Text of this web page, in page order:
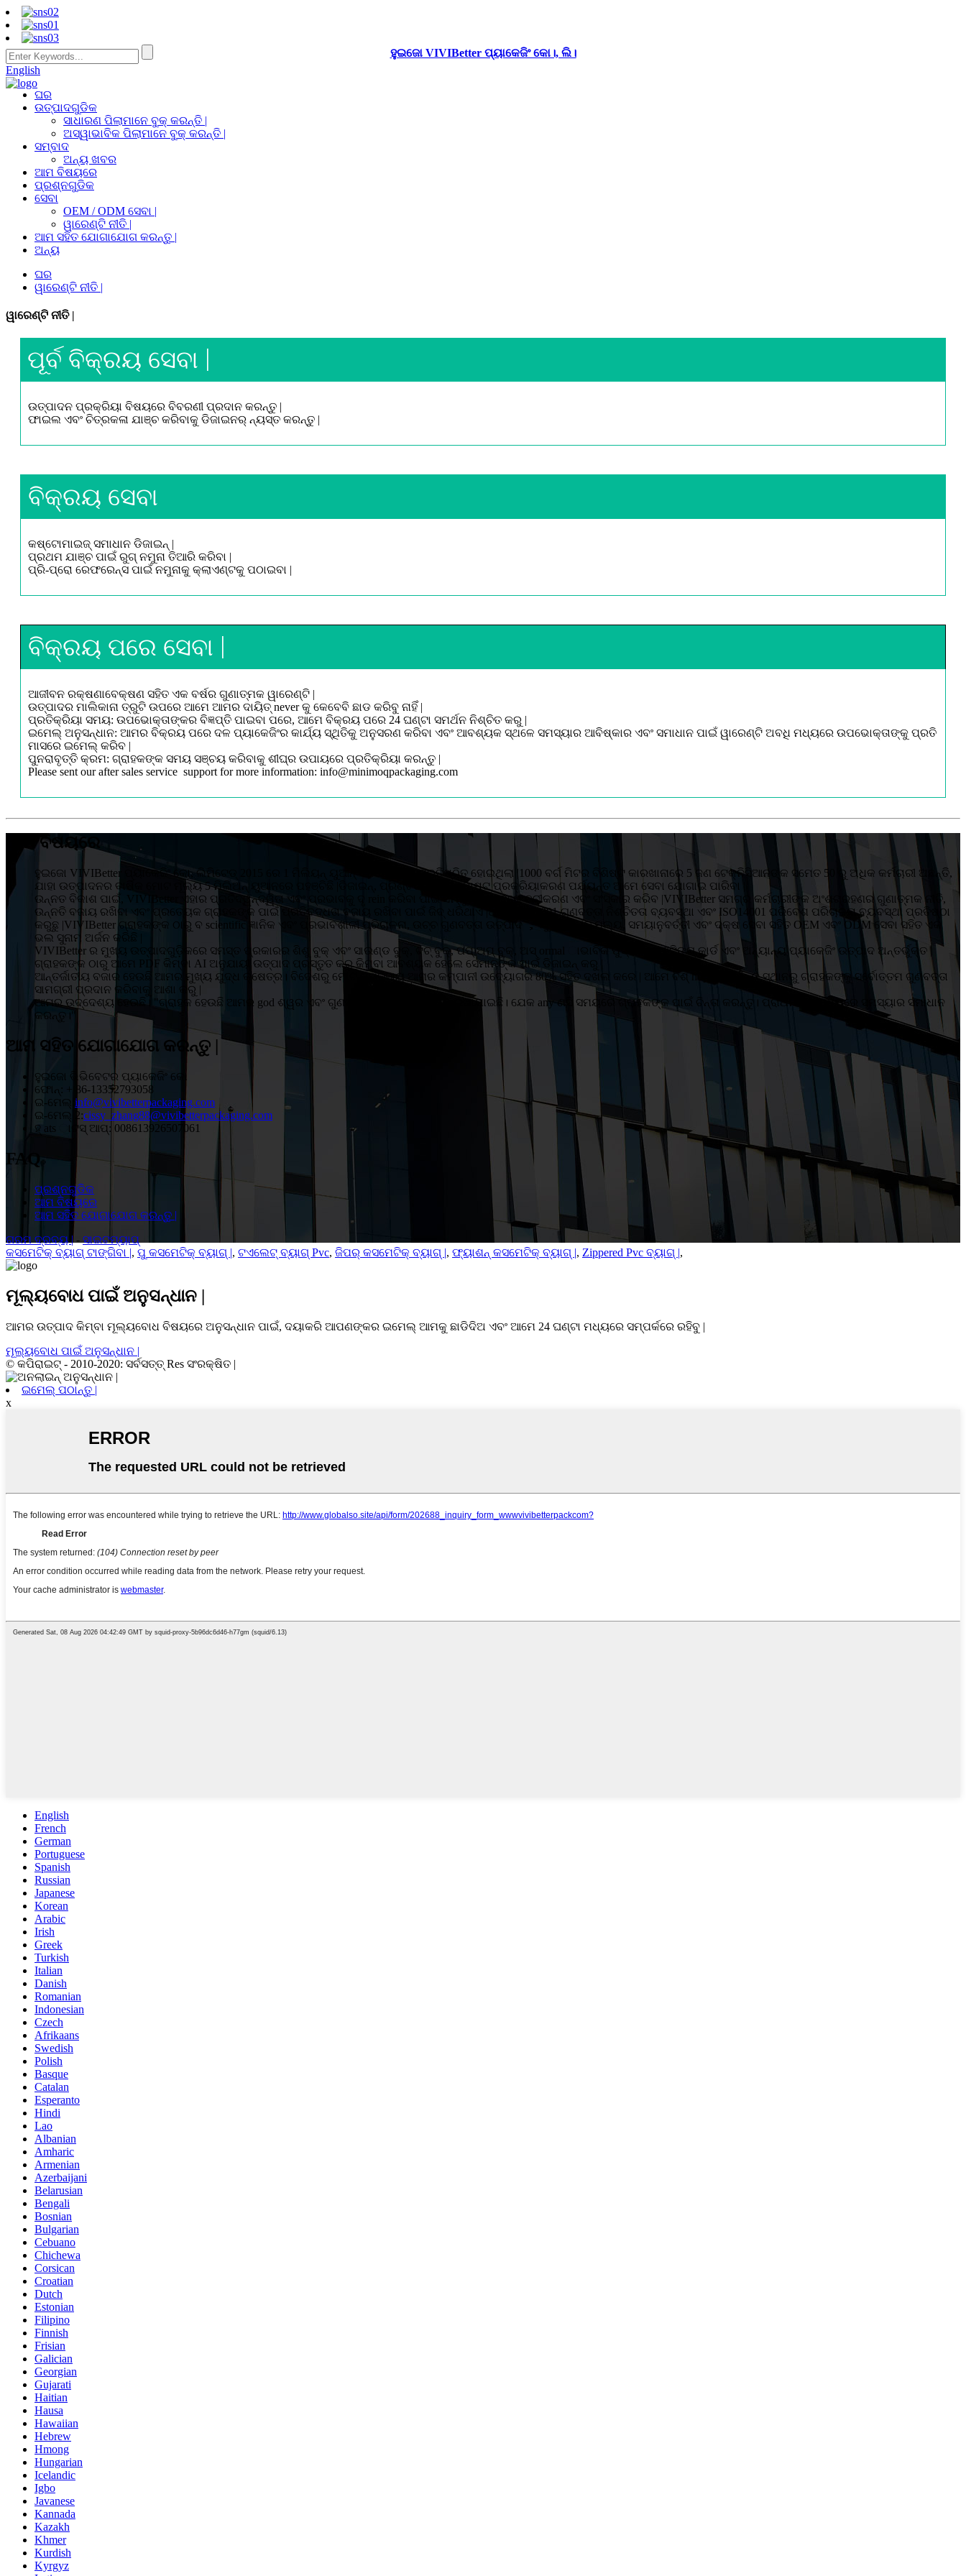
English
ହୁଇଜୋ VIVIBetter ପ୍ୟାକେଜିଂ କୋ।, ଲି।
ଘର
ଉତ୍ପାଦଗୁଡିକ
ସାଧାରଣ ପିଲାମାନେ ବୁକ୍ କରନ୍ତି |
ଅସ୍ୱାଭାବିକ ପିଲାମାନେ ବୁକ୍ କରନ୍ତି |
ସମ୍ବାଦ
ଅନ୍ୟ ଖବର
ଆମ ବିଷୟରେ
ପ୍ରଶ୍ନଗୁଡିକ
ସେବା
OEM / ODM ସେବା |
ୱାରେଣ୍ଟି ନୀତି |
ଆମ ସହିତ ଯୋଗାଯୋଗ କରନ୍ତୁ |
ଅନ୍ୟ
ଘର
ୱାରେଣ୍ଟି ନୀତି |
ୱାରେଣ୍ଟି ନୀତି |
ପୂର୍ବ ବିକ୍ରୟ ସେବା |
ଉତ୍ପାଦନ ପ୍ରକ୍ରିୟା ବିଷୟରେ ବିବରଣୀ ପ୍ରଦାନ କରନ୍ତୁ |
ଫାଇଲ ଏବଂ ଚିତ୍ରକଳା ଯାଞ୍ଚ କରିବାକୁ ଡିଜାଇନର୍ ନ୍ୟସ୍ତ କରନ୍ତୁ |
ବିକ୍ରୟ ସେବା
କଷ୍ଟୋମାଇଜ୍ ସମାଧାନ ଡିଜାଇନ୍ |
ପ୍ରଥମ ଯାଞ୍ଚ ପାଇଁ ରୁଗ୍ ନମୁନା ତିଆରି କରିବା |
ପ୍ରି-ପ୍ରୋ ରେଫରେନ୍ସ ପାଇଁ ନମୁନାକୁ କ୍ଲାଏଣ୍ଟକୁ ପଠାଇବା |
ବିକ୍ରୟ ପରେ ସେବା |
ଆଜୀବନ ରକ୍ଷଣାବେକ୍ଷଣ ସହିତ ଏକ ବର୍ଷର ଗୁଣାତ୍ମକ ୱାରେଣ୍ଟି |
ଉତ୍ପାଦର ମାଲିକାନା ତ୍ରୁଟି ଉପରେ ଆମେ ଆମର ଦାୟିତ୍ never କୁ କେବେବି ଛାଡ କରିବୁ ନାହିଁ |
ପ୍ରତିକ୍ରିୟା ସମୟ: ଉପଭୋକ୍ତାଙ୍କର ବିଜ୍ଞପ୍ତି ପାଇବା ପରେ, ଆମେ ବିକ୍ରୟ ପରେ 24 ଘଣ୍ଟା ସମର୍ଥନ ନିଶ୍ଚିତ କରୁ |
ଇମେଲ୍ ଅନୁସନ୍ଧାନ: ଆମର ବିକ୍ରୟ ପରେ ଦଳ ପ୍ୟାକେଜିଂର କାର୍ଯ୍ୟ ସ୍ଥିତିକୁ ଅନୁସରଣ କରିବା ଏବଂ ଆବଶ୍ୟକ ସ୍ଥଳେ ସମସ୍ୟାର ଆବିଷ୍କାର ଏବଂ ସମାଧାନ ପାଇଁ ୱାରେଣ୍ଟି ଅବଧି ମଧ୍ୟରେ ଉପଭୋକ୍ତାଙ୍କୁ ପ୍ରତି
ମାସରେ ଇମେଲ୍ କରିବ |
ପୁନରାବୃତ୍ତି କ୍ରମ: ଗ୍ରାହକଙ୍କ ସମୟ ସଞ୍ଚୟ କରିବାକୁ ଶୀଘ୍ର ଉପାୟରେ ପ୍ରତିକ୍ରିୟା କରନ୍ତୁ |
Please sent our after sales service support for more information: info@minimoqpackaging.com
ଆମ ବିଷୟରେ
ହୁଇଜୋ VIVIBetter ପ୍ୟାକେଜିଂ କୋ, ଲିମିଟେଡ୍ 2015 ରେ 1 ମିଲିୟନ୍ ୟୁଆନ୍ ବିନିଯୋଗରେ ପ୍ରତିଷ୍ଠିତ ହୋଇଥିଲା |1000 ବର୍ଗ ମିଟର ବିଶିଷ୍ଟ କାରଖାନାରେ 5 ଜଣ ଟେକ୍ନିସିଆନଙ୍କ ସମେତ 50 ରୁ ଅଧିକ କର୍ମଚାରୀ ଅଛନ୍ତି,
ଯାହା ଉତ୍ପାଦନର ବାର୍ଷିକ ମୋଟ ମୂଲ୍ୟ 5 ମିଲିଅନ୍ ୟୁଆନରେ ପହଞ୍ଚିଛି |ଡିଜାଇନ୍, ପ୍ରିଣ୍ଟିଙ୍ଗ୍ ଠାରୁ ପୋଷ୍ଟ ପ୍ରକ୍ରିୟାକରଣ ପର୍ଯ୍ୟନ୍ତ ଆମେ ସେବା ଯୋଗାଇ ପାରିବା |
ଉନ୍ନତ ବିକାଶ ପାଇଁ, VIVIBetter ଏହାର ପ୍ରତିଦ୍ୱନ୍ଦ୍ୱିତା ଏବଂ ପ୍ରଭାବକୁ ଦୃ rein କରିବା ପାଇଁ ସମ୍ପୁର୍ଣ୍ଣ ଭାବରେ ନବୀକରଣ ଏବଂ ସଂସ୍କାର କରିବ |VIVIBetter ସମଗ୍ର କର୍ମଚାରୀଙ୍କ ଅଂଶଗ୍ରହଣର ଗୁଣାତ୍ମକ ନୀତି,
ଉନ୍ନତି ବଜାୟ ରଖିବା ଏବଂ ପ୍ରତ୍ୟେକ ଗ୍ରାହକଙ୍କ ପାଇଁ ପ୍ରତିବଦ୍ଧତା ବଜାୟ ରଖିବା ପାଇଁ ଜିଦ୍ ଧରିଥାଏ |ଆମେ ISO9001 ଗୁଣବତ୍ତା ନିଶ୍ଚିତତା ବ୍ୟବସ୍ଥା ଏବଂ ISO14001 ପରିବେଶ ପରିଚାଳନା ବ୍ୟବସ୍ଥା ପ୍ରତିଷ୍ଠା
କରୁଛୁ |VIVIBetter ଗ୍ରାହକଙ୍କ ଠାରୁ ବ scientific ଜ୍ଞାନିକ ଏବଂ ପ୍ରଭାବଶାଳୀ ପରିଚାଳନା, ଉଚ୍ଚ ଗୁଣବତ୍ତା ଉତ୍ପାଦ ， ଯୁକ୍ତିଯୁକ୍ତ ମୂଲ୍ୟ, ସମୟାନୁବର୍ତ୍ତୀ ଏବଂ ଦକ୍ଷ ସେବା ସହିତ OEM ଏବଂ ODM ସେବା ସହିତ ଏକ
ଭଲ ସୁନାମ ଅର୍ଜନ କରିଛି |
VIVIBetter ର ମୁଖ୍ୟ ଉତ୍ପାଦଗୁଡ଼ିକରେ ସମସ୍ତ ପ୍ରକାରର ଶିଶୁ ବୁକ୍ ଏବଂ ସାଉଣ୍ଡ ବୁକ୍, ଟଚ୍ ବୁକ୍, ପପ୍ ଅପ୍ ବୁକ୍, ଅସ୍ ormal ାଭାବିକ ପୁସ୍ତକ, ଗ୍ରୀଟିଙ୍ଗ୍ କାର୍ଡ ଏବଂ ଅନ୍ୟାନ୍ୟ ପ୍ୟାକେଜିଂ ଉତ୍ପାଦ ଅନ୍ତର୍ଭୁକ୍ତ |
ଗ୍ରାହକଙ୍କ ଠାରୁ ଆମେ PDF କିମ୍ବା AI ଅନୁଯାୟୀ ଉତ୍ପାଦ ପ୍ରସ୍ତୁତ କରୁ କିମ୍ବା ଆବଶ୍ୟକ ହେଲେ ସେମାନଙ୍କ ପାଇଁ ଡିଜାଇନ୍ କରୁ |
ଆନ୍ତର୍ଜାତୀୟ ବଜାର ହେଉଛି ଆମର ମୁଖ୍ୟ ଯୁଦ୍ଧ କ୍ଷେତ୍ର। ବିଦେଶରୁ ମୋଟ ବ୍ୟବସାୟ ଆମର କମ୍ପାନୀ ଉଦ୍ୟୋଗର 80% ସହିତ ଦଖଲ କରେ | ଆମେ ବିଶ୍ hope ର ବିଭିନ୍ନ ସ୍ଥାନରୁ ଗ୍ରାହକଙ୍କୁ ସର୍ବୋତ୍ତମ ଗୁଣବତ୍ତା
ସାମଗ୍ରୀ ପ୍ରଦାନ କରିବାକୁ ଆଶା କରୁ |
ଆମର ଉଦ୍ଦେଶ୍ୟ ହେଉଛି। "ଗ୍ରାହକ ହେଉଛି ଆମର god ଶ୍ୱର ଏବଂ ଗୁଣବତ୍ତା ପ୍ରଥମ ସ୍ଥାନରେ ରଖାଯାଇଛି। ଯେକ any ଣସି ସମୟରେ ଗ୍ରାହକଙ୍କ ପାଇଁ ଚିନ୍ତା କରନ୍ତୁ। ପ୍ରାଥମିକତା ମଧ୍ୟରେ ସମସ୍ୟାର ସମାଧାନ
କରନ୍ତୁ।"
ଆମ ସହିତ ଯୋଗାଯୋଗ କରନ୍ତୁ |
ହୁଇଜୋ ଭିଭିବେଟର ପ୍ୟାକେଜିଂ କୋ
ଫୋନ୍: + 86-13352793058
ଇ-ମେଲ୍: info@vivibetterpackaging.com
ଇ-ମେଲ୍ 2:cissy_zhang88@vivibetterpackaging.com
ହ୍ ats ାଟସ୍ ଆପ୍: 008613926507061
FAQ
ପ୍ରଶ୍ନଗୁଡିକ
ଆମ ବିଷୟରେ
ଆମ ସହିତ ଯୋଗାଯୋଗ କରନ୍ତୁ |
ଗରମ ଦ୍ରବ୍ୟ | - ସାଇଟମ୍ୟାପ୍
କସମେଟିକ୍ ବ୍ୟାଗ୍ ଟାଙ୍ଗିବା |, ପୁ କସମେଟିକ୍ ବ୍ୟାଗ୍ |, ଟଏଲେଟ୍ ବ୍ୟାଗ୍ Pvc, ଜିପର୍ କସମେଟିକ୍ ବ୍ୟାଗ୍ |, ଫ୍ୟାଶନ୍ କସମେଟିକ୍ ବ୍ୟାଗ୍ |, Zippered Pvc ବ୍ୟାଗ୍ |,
ମୂଲ୍ୟବୋଧ ପାଇଁ ଅନୁସନ୍ଧାନ |
ଆମର ଉତ୍ପାଦ କିମ୍ବା ମୂଲ୍ୟବୋଧ ବିଷୟରେ ଅନୁସନ୍ଧାନ ପାଇଁ, ଦୟାକରି ଆପଣଙ୍କର ଇମେଲ୍ ଆମକୁ ଛାଡିଦିଅ ଏବଂ ଆମେ 24 ଘଣ୍ଟା ମଧ୍ୟରେ ସମ୍ପର୍କରେ ରହିବୁ |
ମୂଲ୍ୟବୋଧ ପାଇଁ ଅନୁସନ୍ଧାନ |
© କପିରାଇଟ୍ - 2010-2020: ସର୍ବସତ୍ତ୍ Res ସଂରକ୍ଷିତ |
ଇମେଲ୍ ପଠାନ୍ତୁ |
x
English
French
German
Portuguese
Spanish
Russian
Japanese
Korean
Arabic
Irish
Greek
Turkish
Italian
Danish
Romanian
Indonesian
Czech
Afrikaans
Swedish
Polish
Basque
Catalan
Esperanto
Hindi
Lao
Albanian
Amharic
Armenian
Azerbaijani
Belarusian
Bengali
Bosnian
Bulgarian
Cebuano
Chichewa
Corsican
Croatian
Dutch
Estonian
Filipino
Finnish
Frisian
Galician
Georgian
Gujarati
Haitian
Hausa
Hawaiian
Hebrew
Hmong
Hungarian
Icelandic
Igbo
Javanese
Kannada
Kazakh
Khmer
Kurdish
Kyrgyz